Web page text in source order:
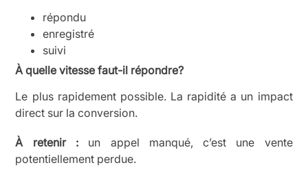
répondu
enregistré
suivi
À quelle vitesse faut-il répondre?
Le plus rapidement possible. La rapidité a un impact
direct sur la conversion.
À retenir :un appel manqué, c’est une vente
potentiellement perdue.